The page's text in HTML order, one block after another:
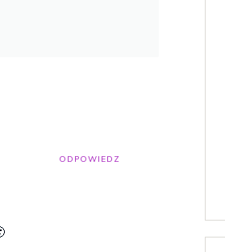
ODPOWIEDZ